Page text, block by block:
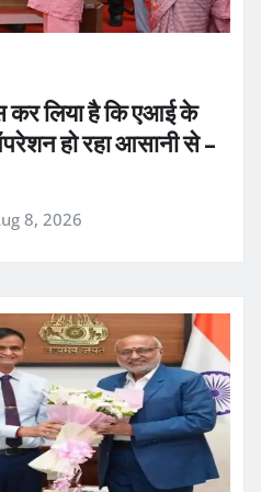
कर लिया है कि एआई के
हो रहा आसानी से –
8, 2026